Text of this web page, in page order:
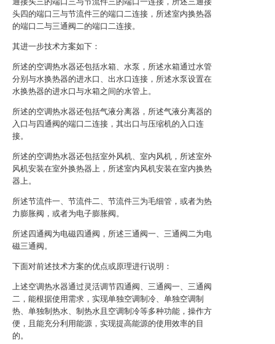
头四的端口三与节流件三的端口二连接，所述室内换热器
的端口二与三通阀二的端口二连接。
其进一步技术方案如下：
所述的空调热水器还包括水箱、水泵，所述水箱通过水管
分别与水换热器的进水口、出水口连接，所述水泵设置在
水换热器的进水口与水箱之间的水管上。
所述的空调热水器还包括气液分离器，所述气液分离器的
入口与四通阀的端口二连接，其出口与压缩机的入口连
接。
所述的空调热水器还包括室外风机、室内风机，所述室外
风机安装在室外换热器上，所述室内风机安装在室内换热
器上。
所述节流件一、节流件二、节流件三为毛细管，或者为热
力膨胀阀，或者为电子膨胀阀。
所述四通阀为电磁四通阀，所述三通阀一、三通阀二为电
磁三通阀。
下面对前述技术方案的优点或原理进行说明：
上述空调热水器通过灵活调节四通阀、三通阀一、三通阀
二，能根据使用需求，实现单独空调制冷、单独空调制
热、单独制热水、制热水且空调制冷等多种功能，操作方
便，且能充分利用能源，实现提高能源的使用效率的目
的。